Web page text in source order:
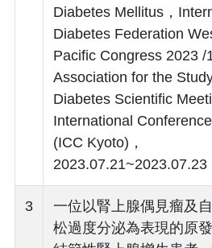
Diabetes Mellitus，
Diabetes Federation
Pacific Congress 2023 /
Association for the
Diabetes Scientific
International
(ICC Kyoto)，
2023.07.21~2023.07.23
3
一位以腎上腺偶見瘤及
松過度分泌為表現的原